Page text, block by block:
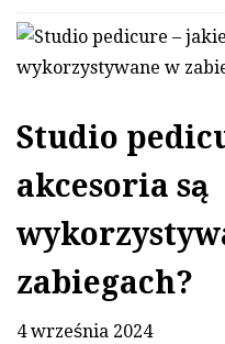
Studio
akcesoria są
zabiegach?
4 września 2024